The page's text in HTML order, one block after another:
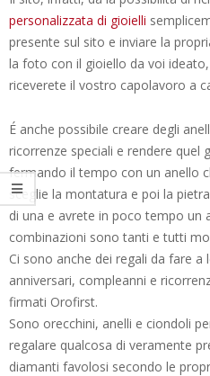
personalizzata di gioielli
presente sul sito e inviare la
la foto con il gioiello da voi
riceverete il vostro capolavoro a
É anche possibile creare degli
ricorrenze speciali e rendere quel
fermando il tempo con un anello
sceglie la montatura e poi la
di una e avrete in poco tempo un
combinazioni sono tanti e tutti
Ci sono anche dei regali da fare a
anniversari, compleanni e
firmati Orofirst.
Sono orecchini, anelli e ciondoli
regalare qualcosa di veramente
diamanti favolosi secondo le